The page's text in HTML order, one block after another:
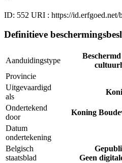
ID: 552 URI : https://id.erfgoed.net/
Definitieve
Aanduidingstype
Provincie
Uitgevaardigd
als
Ondertekend
door
Koning
Datum
ondertekening
Belgisch
staatsblad
Geen